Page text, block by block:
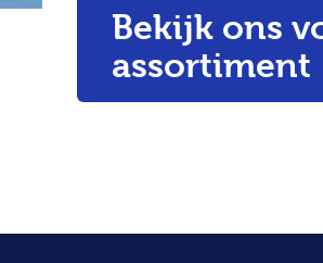
Bekijk ons
assortiment